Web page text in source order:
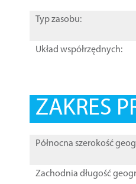
Typ zasobu:
Układ współrzędnych:
ZAKRES
Północna szerokość
Zachodnia długość